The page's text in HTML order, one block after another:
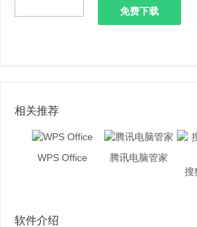
免费下载
相关推荐
WPS Office
腾讯电脑管家
软件介绍